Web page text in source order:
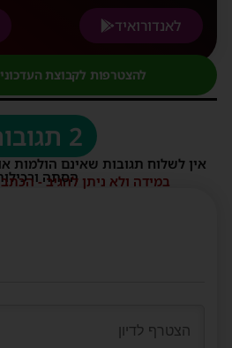
לאנדורואיד
להצטרפות לקבוצת
2 תגובות
אין לשלוח תגובות שאינם הולמות
הסתה
במידה ולא ניתן להגיב -